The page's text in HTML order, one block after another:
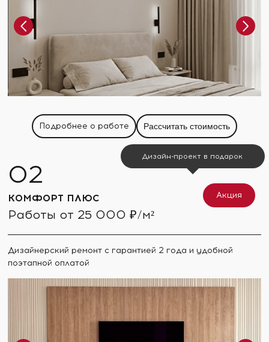
Подробнее о работе Рассчитать стоимость
КОМФОРТ ПЛЮС
Работы от 25 000 ₽/м²
Дизайнерский ремонт с гарантией 2 года и удобной
поэтапной оплатой
Акция
Дизайн-проект в подарок